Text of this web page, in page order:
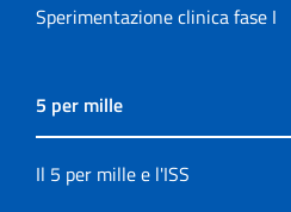
Sperimentazione clinica fase I
5 per mille
Il 5 per mille e l'ISS